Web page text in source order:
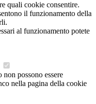
quali cookie consentire.
il funzionamento della
al funzionamento potete
possono essere
nella pagina della cookie